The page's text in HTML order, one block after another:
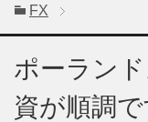
FX
ポーラン
資が順調で